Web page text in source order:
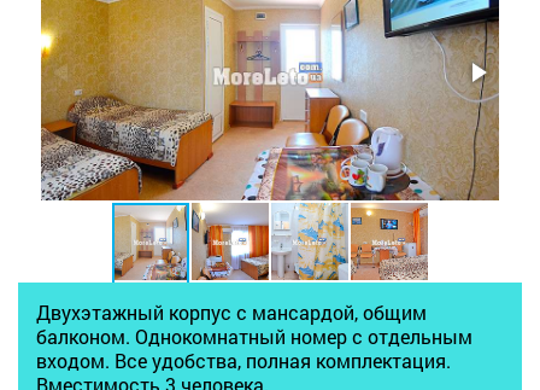
Двухэтажный корпус с мансардой, общим
балконом. Однокомнатный номер с отдельным
входом. Все удобства, полная комплектация.
Вместимость 3 человека.